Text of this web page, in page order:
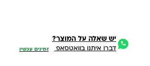
יש שאלה על המוצר?
דברו איתנו בוואטסאפ זמינים עכשיו